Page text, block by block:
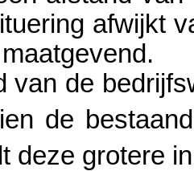
afwijkt
van de
de
deze grotere